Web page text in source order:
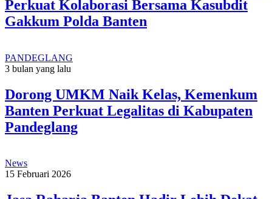
Perkuat Kolaborasi Bersama Kasubdit
Gakkum Polda Banten
PANDEGLANG
3 bulan yang lalu
Dorong UMKM Naik Kelas, Kemenkum
Banten Perkuat Legalitas di Kabupaten
Pandeglang
News
15 Februari 2026